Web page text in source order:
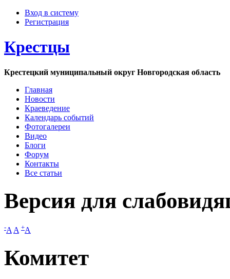
Вход в систему
Регистрация
Крестцы
Крестецкий муниципальный округ Новгородская область
Главная
Новости
Краеведение
Календарь событий
Фотогалереи
Видео
Блоги
Форум
Контакты
Все статьи
Версия для
-A A +A
Комитет